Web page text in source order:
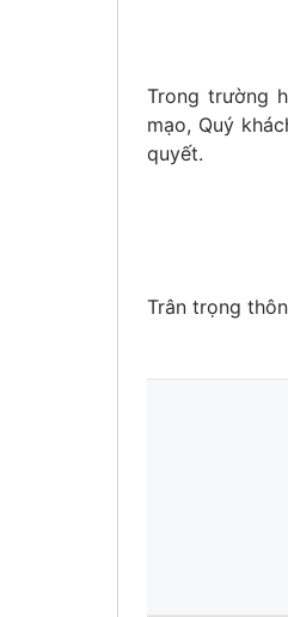
Trong trường
mạo, Quý
quyết.
Trân trọng